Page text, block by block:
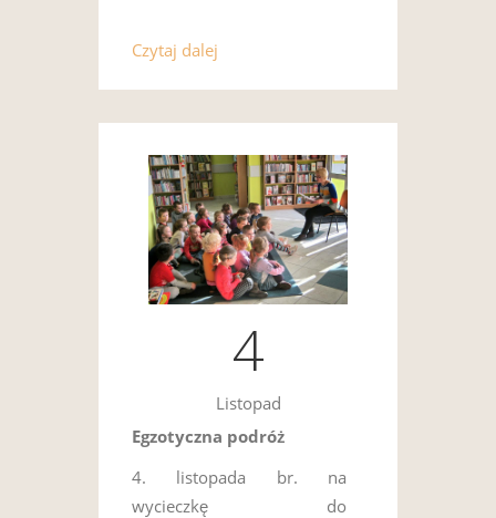
Czytaj dalej
4
Listopad
Egzotyczna podróż
4. listopada br. na
wycieczkę do